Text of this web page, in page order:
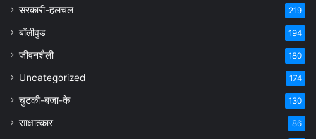
सरकारी-हलचल 219
बॉलीवुड 194
जीवनशैली 180
Uncategorized 174
चुटकी-बजा-के 130
साक्षात्कार 86